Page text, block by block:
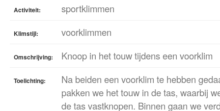
Activiteit: sportklimmen
Klimstijl: voorklimmen
Omschrijving: Knoop in het touw tijdens een voorklim
Toelichting:
Na beiden een voorklim te hebben
pakken we het touw in de tas, waarbij
de tas vastknopen. Binnen gaan we